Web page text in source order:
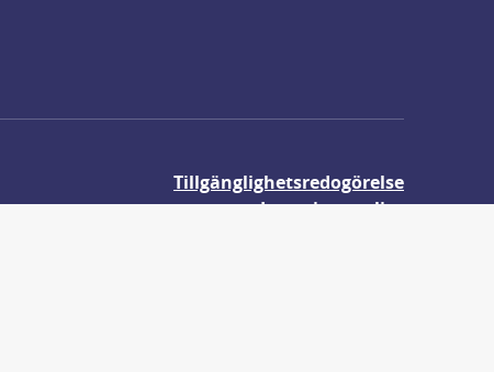
Tillgänglighetsredogörelse
Integritetspolicy